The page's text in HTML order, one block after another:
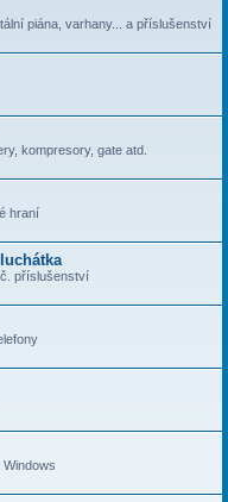
piána, varhany... a příslušenství
kompresory, gate atd.
hraní
příslušenství